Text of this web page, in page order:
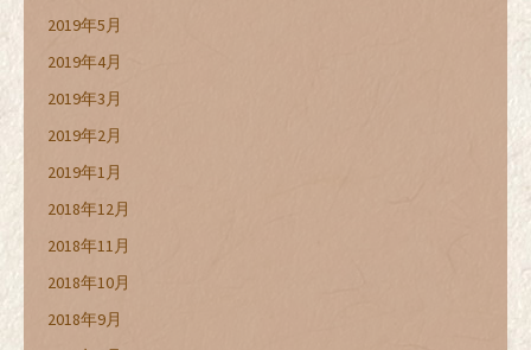
2019年5月
2019年4月
2019年3月
2019年2月
2019年1月
2018年12月
2018年11月
2018年10月
2018年9月